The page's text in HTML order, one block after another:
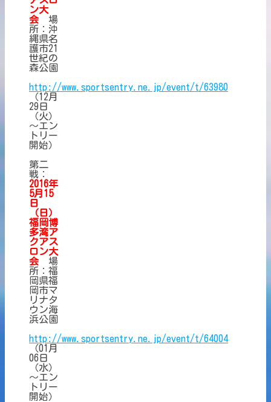
ン大
会 場
所：沖
縄県名
護市21
世紀の
森公園
http://www.sportsentry.ne.jp/event/t/63980
（12月
29日
（火）
～エン
トリー
開始）
第二
戦：
2016年
5月15
日
（日）
福岡博
多湾ア
クアス
ロン大
会 場
所：福
岡県福
岡市マ
リナタ
ウン海
浜公園
http://www.sportsentry.ne.jp/event/t/64004
（01月
06日
（水）
～エン
トリー
開始）